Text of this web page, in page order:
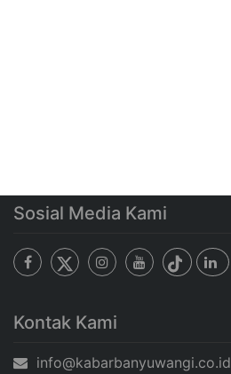
Sosial Media Kami
Kontak Kami
info@kabarbanyuwangi.co.id